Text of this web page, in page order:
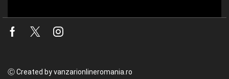
Facebook
Twitter
Ⓒ Created by vanzarionlineromania.ro